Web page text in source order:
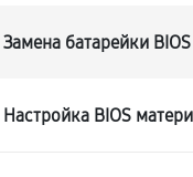
Замена батарейки BIOS
Настройка BIOS